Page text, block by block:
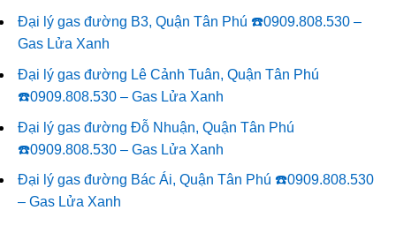
Đại lý gas đường B3, Quận Tân Phú ☎️0909.808.530 –
Gas Lửa Xanh
Đại lý gas đường Lê Cảnh Tuân, Quận Tân Phú
☎️0909.808.530 – Gas Lửa Xanh
Đại lý gas đường Đỗ Nhuận, Quận Tân Phú
☎️0909.808.530 – Gas Lửa Xanh
Đại lý gas đường Bác Ái, Quận Tân Phú ☎️0909.808.530
– Gas Lửa Xanh